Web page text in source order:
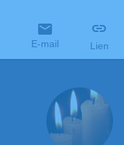
E-mail Lien